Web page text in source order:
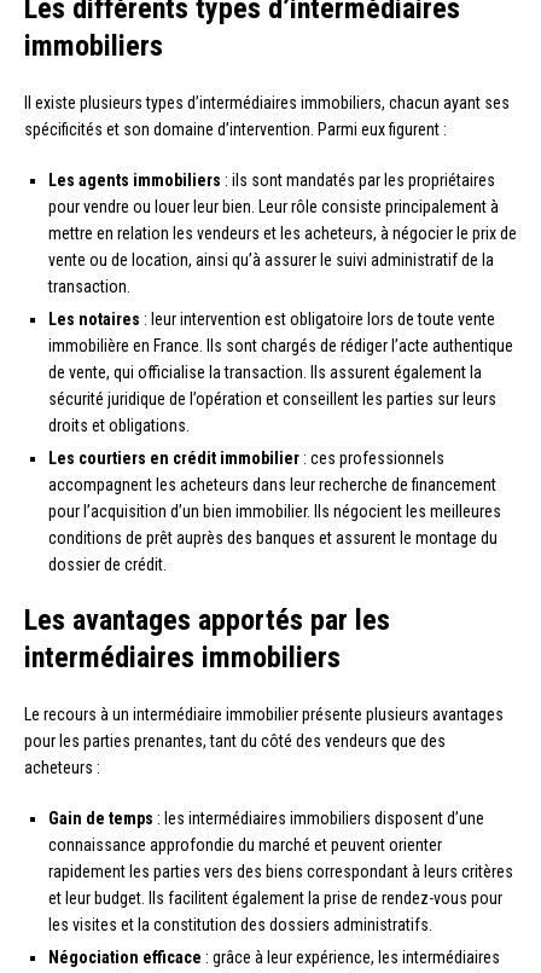
Les différents types d’intermédiaires
immobiliers
Il existe plusieurs types d’intermédiaires immobiliers, chacun ayant ses
spécificités et son domaine d’intervention. Parmi eux figurent :
Les agents immobiliers : ils sont mandatés par les propriétaires
pour vendre ou louer leur bien. Leur rôle consiste principalement à
mettre en relation les vendeurs et les acheteurs, à négocier le prix de
vente ou de location, ainsi qu’à assurer le suivi administratif de la
transaction.
Les notaires : leur intervention est obligatoire lors de toute vente
immobilière en France. Ils sont chargés de rédiger l’acte authentique
de vente, qui officialise la transaction. Ils assurent également la
sécurité juridique de l’opération et conseillent les parties sur leurs
droits et obligations.
Les courtiers en crédit immobilier : ces professionnels
accompagnent les acheteurs dans leur recherche de financement
pour l’acquisition d’un bien immobilier. Ils négocient les meilleures
conditions de prêt auprès des banques et assurent le montage du
dossier de crédit.
Les avantages apportés par les
intermédiaires immobiliers
Le recours à un intermédiaire immobilier présente plusieurs avantages
pour les parties prenantes, tant du côté des vendeurs que des
acheteurs :
Gain de temps : les intermédiaires immobiliers disposent d’une
connaissance approfondie du marché et peuvent orienter
rapidement les parties vers des biens correspondant à leurs critères
et leur budget. Ils facilitent également la prise de rendez-vous pour
les visites et la constitution des dossiers administratifs.
Négociation efficace : grâce à leur expérience, les intermédiaires